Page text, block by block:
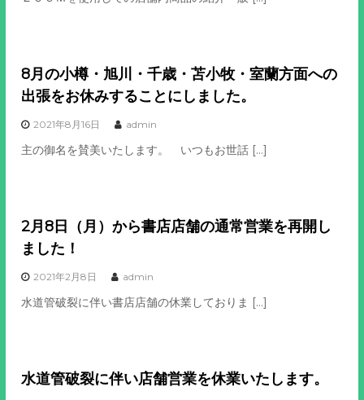
8月の小樽・旭川・千歳・苫小牧・室蘭方面への
出張をお休みすることにしました。
2021年8月16日 admin
主の御名を賛美いたします。 いつもお世話 […]
2月8日（月）から書店店舗の通常営業を再開し
ました！
2021年2月8日 admin
水道管破裂に伴い書店店舗の休業しておりま […]
水道管破裂に伴い店舗営業を休業いたします。